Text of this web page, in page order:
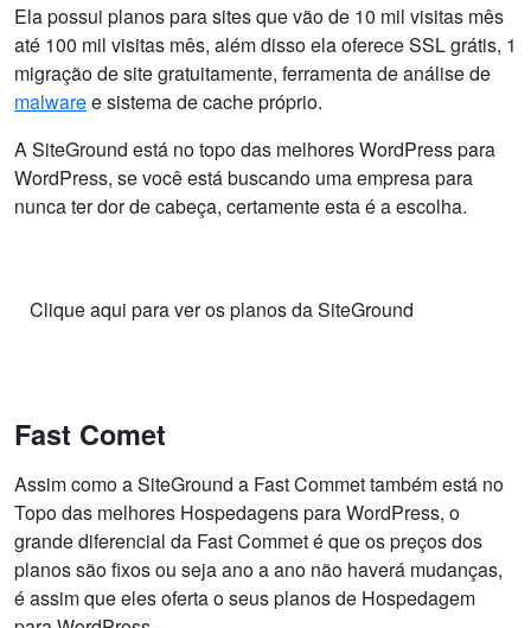
Ela possui planos para sites que vão de 10 mil visitas mês
até 100 mil visitas mês, além disso ela oferece SSL grátis, 1
migração de site gratuitamente, ferramenta de análise de
malwaree sistema de cache próprio.
A SiteGround está no topo das melhores WordPress para
WordPress, se você está buscando uma empresa para
nunca ter dor de cabeça, certamente esta é a escolha.
Clique aqui para ver os planos da SiteGround
Fast Comet
Assim como a SiteGround a Fast Commet também está no
Topo das melhores Hospedagens para WordPress, o
grande diferencial da Fast Commet é que os preços dos
planos são fixos ou seja ano a ano não haverá mudanças,
é assim que eles oferta o seus planos de Hospedagem